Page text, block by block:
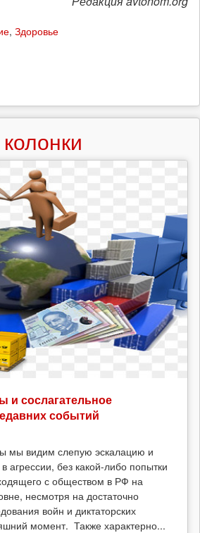
, Здоровье
и сослагательное
событий
мы видим слепую эскалацию и
агрессии, без какой-либо попытки
с обществом в РФ на
несмотря на достаточно
войн и диктаторских
момент. Также характерно...